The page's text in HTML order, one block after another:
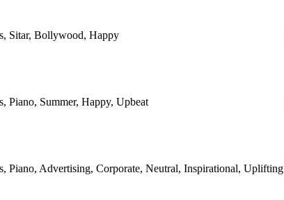
Sitar, Bollywood, Happy
Piano, Summer, Happy, Upbeat
Piano, Advertising, Corporate, Neutral, Inspirational, Uplifting